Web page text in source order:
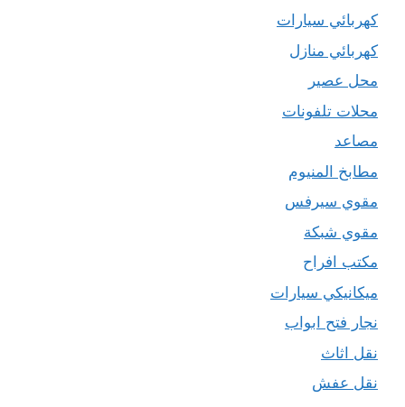
كهربائي سيارات
كهربائي منازل
محل عصير
محلات تلفونات
مصاعد
مطابخ المنيوم
مقوي سيرفس
مقوي شبكة
مكتب افراح
ميكانيكي سيارات
نجار فتح ابواب
نقل اثاث
نقل عفش